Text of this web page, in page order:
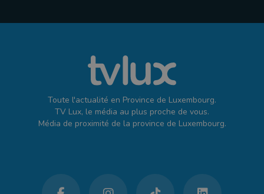
Toute l'actualité en Province de Luxembourg.
TV Lux, le média au plus proche de vous.
Média de proximité de la province de Luxembourg.